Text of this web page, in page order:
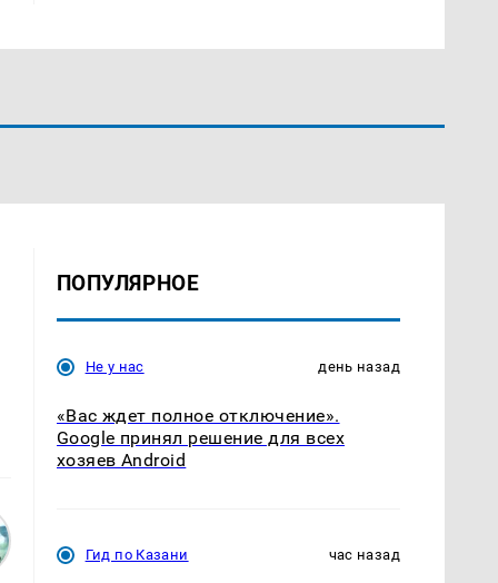
ПОПУЛЯРНОЕ
Не у нас день назад
«Вас ждет полное отключение».
Google принял решение для всех
хозяев Android
Гид по Казани час назад